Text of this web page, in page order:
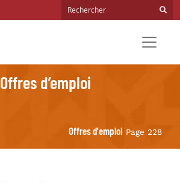
Offres d’emploi
Offres d'emploi Page 228